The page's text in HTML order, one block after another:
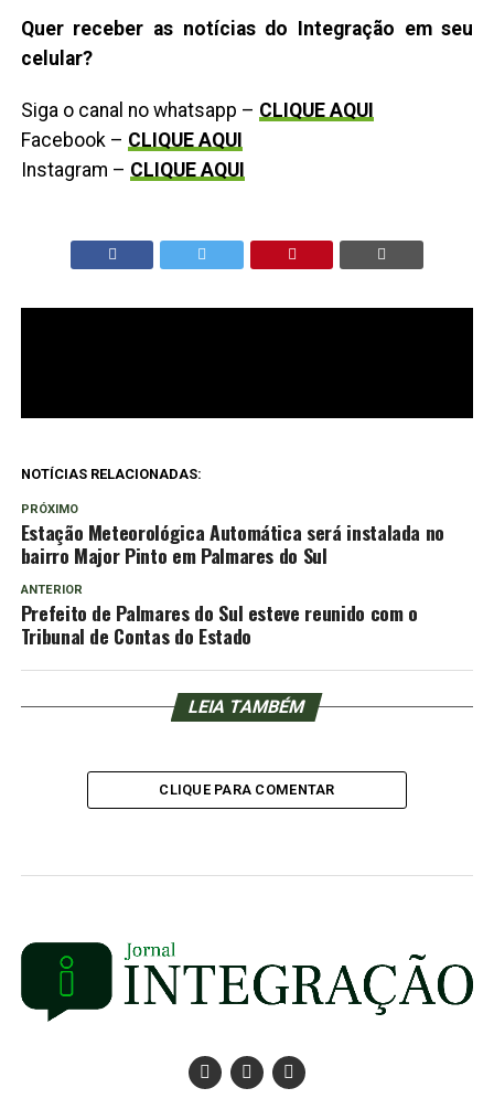
Quer receber as notícias do Integração em seu
celular?
Siga o canal no whatsapp – CLIQUE AQUI
Facebook – CLIQUE AQUI
Instagram – CLIQUE AQUI
NOTÍCIAS RELACIONADAS:
PRÓXIMO
Estação Meteorológica Automática será instalada no
bairro Major Pinto em Palmares do Sul
ANTERIOR
Prefeito de Palmares do Sul esteve reunido com o
Tribunal de Contas do Estado
LEIA TAMBÉM
CLIQUE PARA COMENTAR